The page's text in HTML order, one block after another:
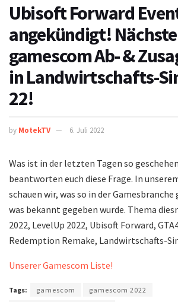
Ubisoft Forward
angekündigt! Nächste
gamescom Ab- &
in Landwirtschafts-
22!
by MotekTV 6. Juli 2022
Was ist in der letzten Tagen so
beantworten euch diese Frage. In
schauen wir, was so in der
was bekannt gegeben wurde. Thema
2022, LevelUp 2022, Ubisoft Forward,
Redemption Remake, Landwirtschafts-
Unserer Gamescom Liste!
Tags: gamescom
gamescom 2022